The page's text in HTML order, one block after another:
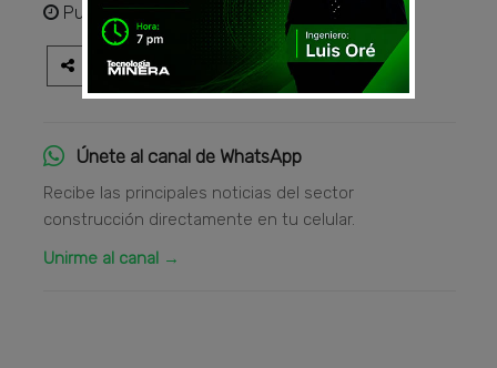
Publicadohace 2 meses
Únete al canal de WhatsApp
Recibe las principales noticias del sector
construcción directamente en tu celular.
Unirme al canal →